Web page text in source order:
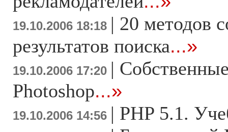
19.10.2006 18:18 | 20 методов
результатов поиска...»
19.10.2006 17:20 |
Photoshop...»
19.10.2006 14:56 | PHP 5.1.